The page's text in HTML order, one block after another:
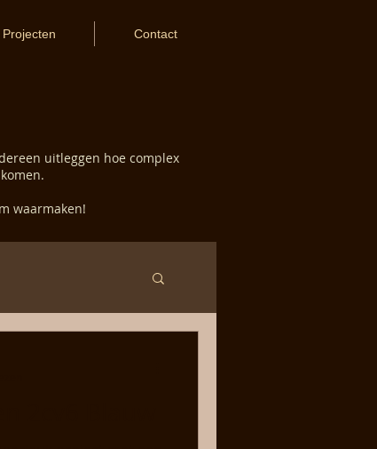
Projecten Contact
uitleggen hoe complex
waarmaken!